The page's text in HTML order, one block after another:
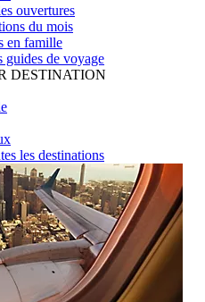
ouvertures
du mois
en famille
guides de voyage
DESTINATION
les destinations